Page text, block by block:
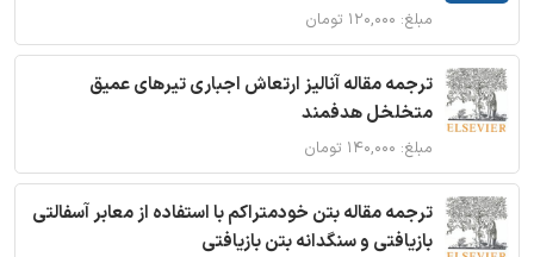
مبلغ: ۱۲۰,۰۰۰ تومان
ترجمه مقاله آنالیز ارتعاش اجباری تیرهای عمیق
متخلخل هدفمند
مبلغ: ۱۴۰,۰۰۰ تومان
ترجمه مقاله بتن خودمتراکم با استفاده از معابر آسفالتی
بازیافتی و سنگدانه بتن بازیافتی